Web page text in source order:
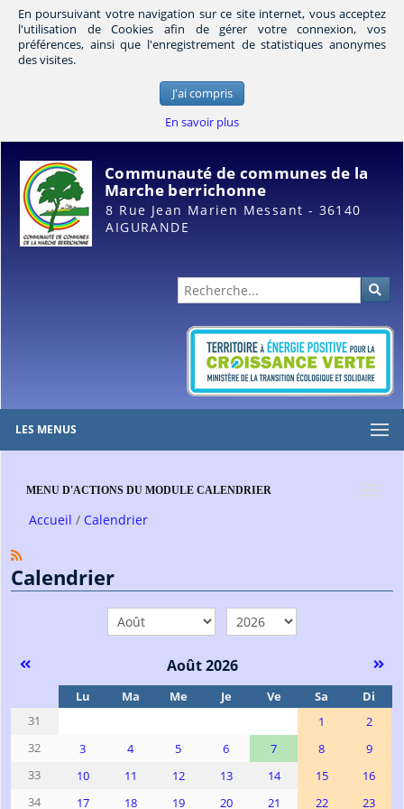
En poursuivant votre navigation sur ce site internet, vous acceptez
l'utilisation de Cookies afin de gérer votre connexion, vos
préférences, ainsi que l'enregistrement de statistiques anonymes
des visites.
J'ai compris
En savoir plus
Communauté de communes de la
Marche berrichonne
8 Rue Jean Marien Messant - 36140
AIGURANDE
LES MENUS
MENU D'ACTIONS DU MODULE CALENDRIER
Accueil Calendrier
Calendrier
mois année
Août 2026
Lu Ma Me Je Ve Sa
Di
31
1
2
32
3 4 5 6 7 8
9
33
10 11 12 13 14 15
16
34
17 18 19 20 21 22 23